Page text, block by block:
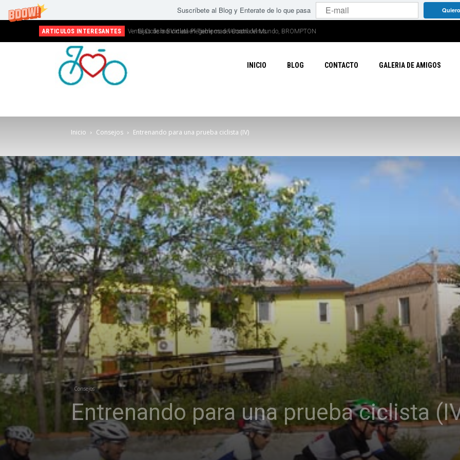
Suscríbete al Blog y Enterate de lo que pasa
ARTICULOS INTERESANTES El Ciclismo Virtual en Tiempos del Corona Virus
INICIO BLOG CONTACTO GALERIA DE AMIGOS
Inicio Consejos Entrenando para una prueba ciclista (IV)
Consejos
Entrenando para una prueba ciclista